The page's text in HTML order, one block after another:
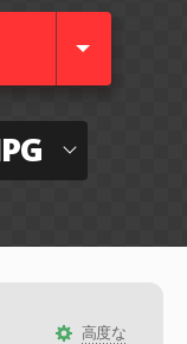
高度な